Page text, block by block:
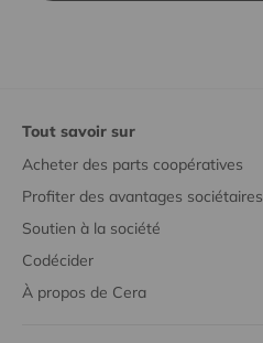
Tout savoir sur
Acheter des parts coopératives
Profiter des avantages sociétaires
Soutien à la société
Codécider
À propos de Cera